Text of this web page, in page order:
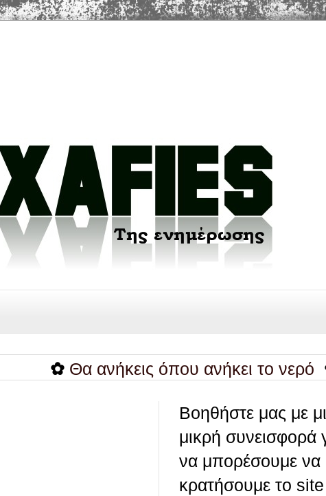
Θα ανήκεις όπου ανήκει το νερό ✿ 20
Βοηθήστε μας με
μικρή συνεισφορά
να μπορέσουμε να
κρατήσουμε το site